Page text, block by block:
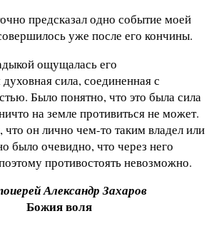
предсказал одно событие моей
уже после его кончины.
ощущалась его
сила, соединенная с
Было понятно, что это была сила
на земле противиться не может.
он лично чем-то таким владел или
было очевидно, что через него
противостоять невозможно.
Александр Захаров
Божия воля